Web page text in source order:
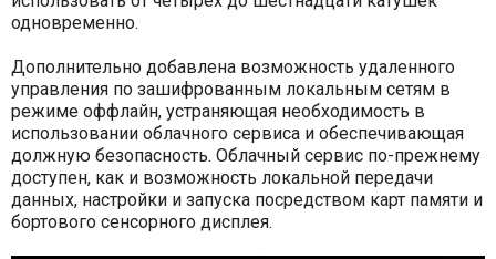
одновременно.
Дополнительно добавлена возможность удаленного
управления по зашифрованным локальным сетям в
режиме оффлайн, устраняющая необходимость в
использовании облачного сервиса и обеспечивающая
должную безопасность. Облачный сервис по-прежнему
доступен, как и возможность локальной передачи
данных, настройки и запуска посредством карт памяти и
бортового сенсорного дисплея.